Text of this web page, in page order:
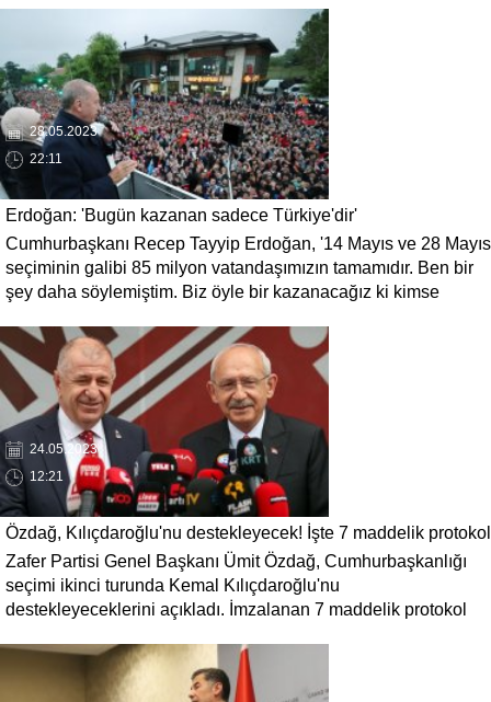
CHP liderliğinin istifa edecek mi sorusu cevabını buldu.
Kılıçdaroğlu, istifa etmeyeceğini ve mücadeleye devam
edeceğini açıkladı.
28.05.2023
22:11
Erdoğan: 'Bugün kazanan sadece Türkiye'dir'
Cumhurbaşkanı Recep Tayyip Erdoğan, '14 Mayıs ve 28 Mayıs
seçiminin galibi 85 milyon vatandaşımızın tamamıdır. Ben bir
şey daha söylemiştim. Biz öyle bir kazanacağız ki kimse
dedi.
24.05.2023
12:21
Özdağ, Kılıçdaroğlu'nu destekleyecek! İşte 7 maddelik protokol
Zafer Partisi Genel Başkanı Ümit Özdağ, Cumhurbaşkanlığı
seçimi ikinci turunda Kemal Kılıçdaroğlu'nu
destekleyeceklerini açıkladı. İmzalanan 7 maddelik protokol